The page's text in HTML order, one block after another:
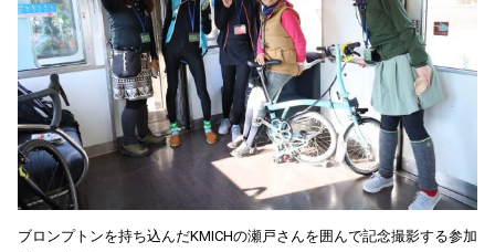
ブロンプトンを持ち込んだKMICHの瀬戸さんを囲んで記念撮影する参加